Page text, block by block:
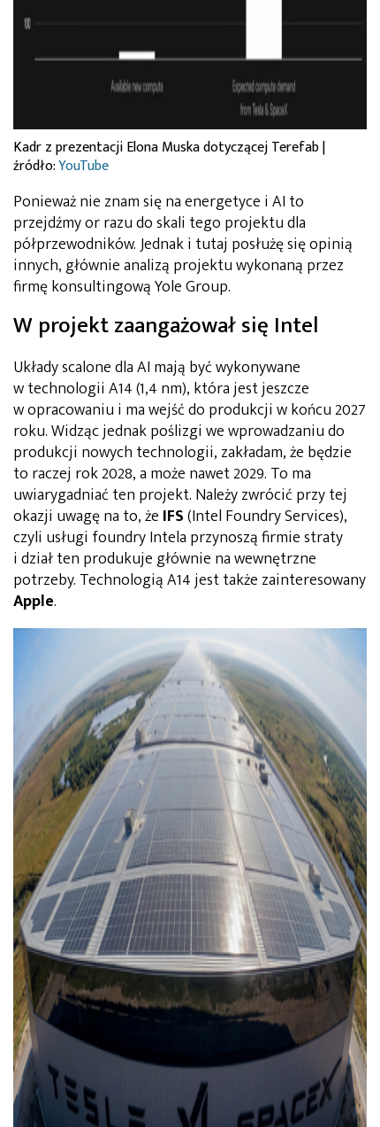
Kadr z prezentacji Elona Muska dotyczącej Terefab |
źródło:YouTube
Ponieważ nie znam się na energetyce i AI to
przejdźmy or razu do skali tego projektu dla
półprzewodników. Jednak i tutaj posłużę się opinią
innych, głównie analizą projektu wykonaną przez
firmę konsultingową Yole Group.
W projekt zaangażował się Intel
Układy scalone dla AI mają być wykonywane
w technologii A14 (1,4 nm), która jest jeszcze
w opracowaniu i ma wejść do produkcji w końcu 2027
roku. Widząc jednak poślizgi we wprowadzaniu do
produkcji nowych technologii, zakładam, że będzie
to raczej rok 2028, a może nawet 2029. To ma
uwiarygadniać ten projekt. Należy zwrócić przy tej
okazji uwagę na to, że IFS(Intel Foundry Services),
czyli usługi foundry Intela przynoszą firmie straty
i dział ten produkuje głównie na wewnętrzne
potrzeby. Technologią A14 jest także zainteresowany
Apple.